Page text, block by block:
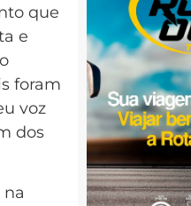
que
e
foram
voz
dos